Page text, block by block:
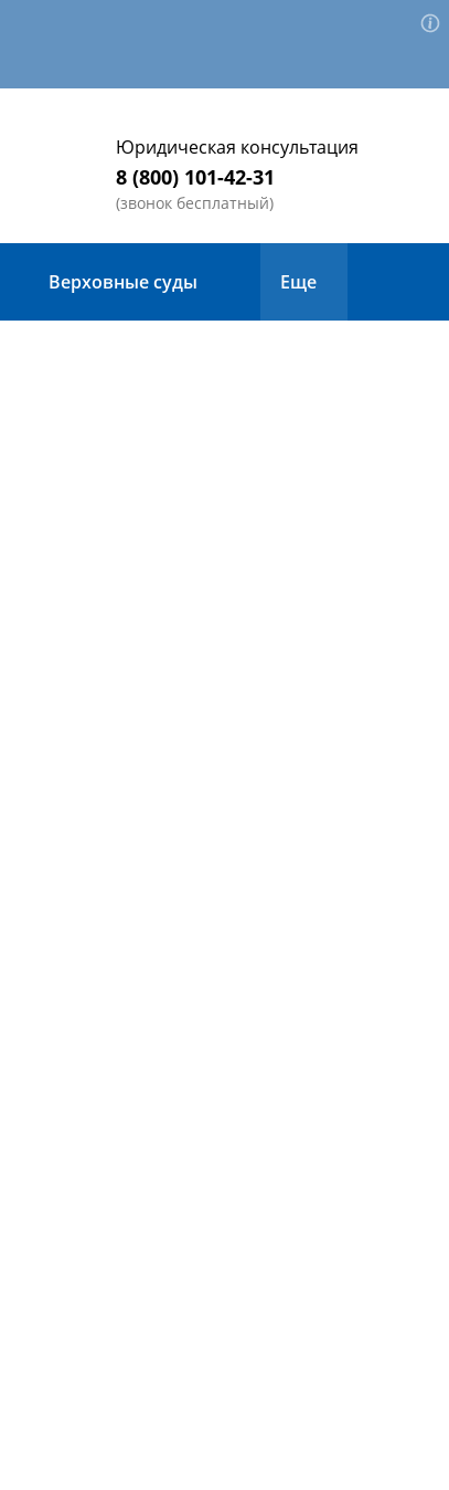
Юридическая консультация
8 (800) 101-42-31
(звонок бесплатный)
Верховные суды Еще